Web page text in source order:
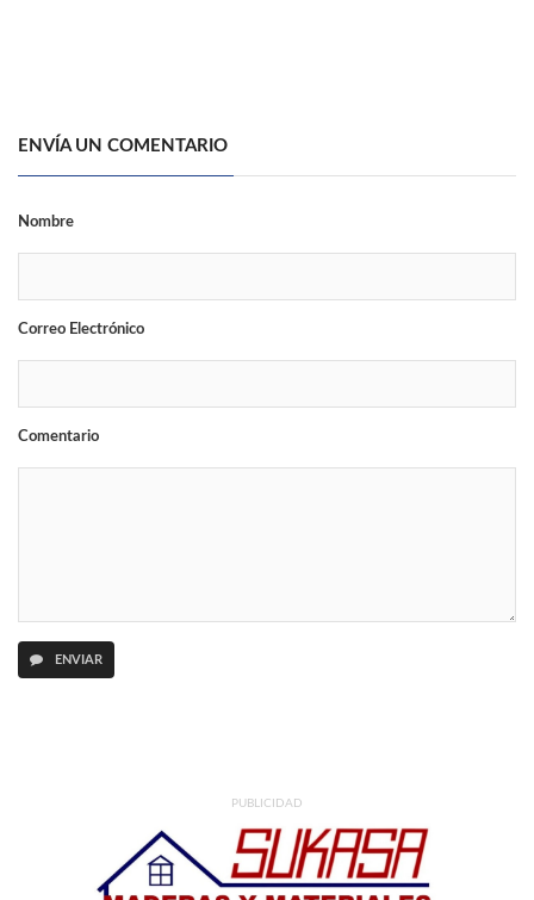
ENVÍA UN COMENTARIO
Nombre
Correo Electrónico
Comentario
ENVIAR
PUBLICIDAD